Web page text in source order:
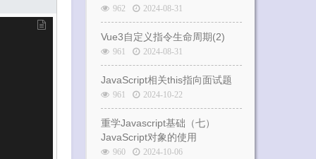
962 2024-08-31
Vue3自定义指令生命周期(2)
961 2024-08-31
JavaScript相关this指向面试题
961 2024-10-22
重学Javascript基础（七）
JavaScript对象的使用
960 2024-10-06